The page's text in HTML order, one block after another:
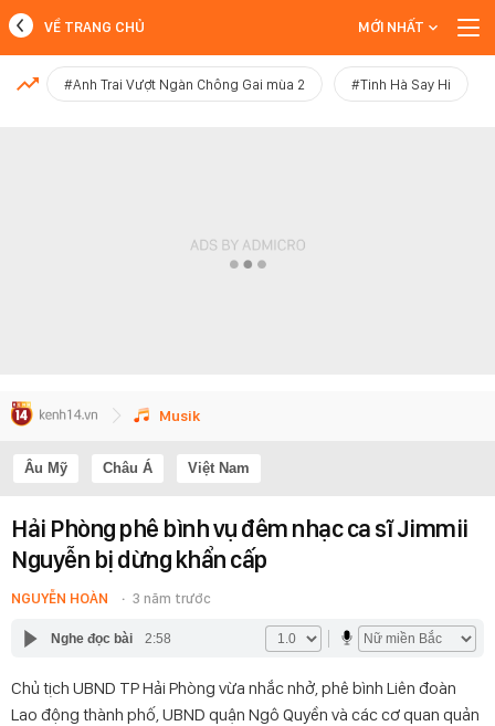
MỚI NHẤT
VỀ TRANG CHỦ MỚI NHẤT
#Anh Trai Vượt Ngàn Chông Gai mùa 2 #Tinh Hà Say Hi
Musik
Âu Mỹ Châu Á Việt Nam
Hải Phòng phê bình vụ đêm nhạc ca sĩ Jimmii
Nguyễn bị dừng khẩn cấp
NGUYỄN HOÀN 3 năm trước
Nghe đọc bài 2:58
Chủ tịch UBND TP Hải Phòng vừa nhắc nhở, phê bình Liên đoàn
Lao động thành phố, UBND quận Ngô Quyền và các cơ quan quản